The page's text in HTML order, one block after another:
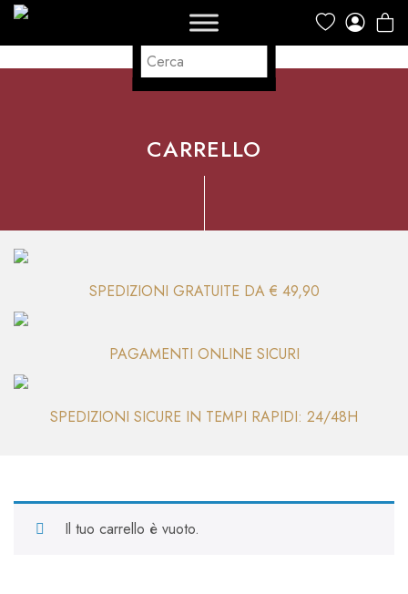
CARRELLO
SPEDIZIONI GRATUITE DA € 49,90
PAGAMENTI ONLINE SICURI
SPEDIZIONI SICURE IN TEMPI RAPIDI: 24/48H
Il tuo carrello è vuoto.